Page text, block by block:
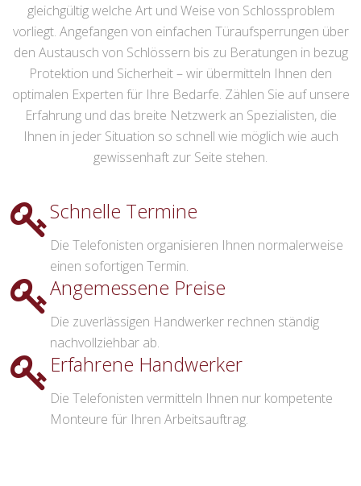
gleichgültig welche Art und Weise von Schlossproblem
vorliegt. Angefangen von einfachen Türaufsperrungen über
den Austausch von Schlössern bis zu Beratungen in bezug
Protektion und Sicherheit – wir übermitteln Ihnen den
optimalen Experten für Ihre Bedarfe. Zählen Sie auf unsere
Erfahrung und das breite Netzwerk an Spezialisten, die
Ihnen in jeder Situation so schnell wie möglich wie auch
gewissenhaft zur Seite stehen.
Schnelle Termine
Die Telefonisten organisieren Ihnen normalerweise
einen sofortigen Termin.
Angemessene Preise
Die zuverlässigen Handwerker rechnen ständig
nachvollziehbar ab.
Erfahrene Handwerker
Die Telefonisten vermitteln Ihnen nur kompetente
Monteure für Ihren Arbeitsauftrag.